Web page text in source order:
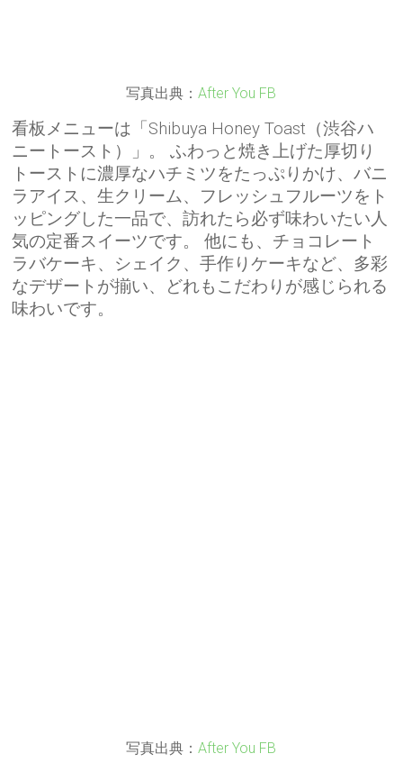
写真出典：After You FB
看板メニューは「Shibuya Honey Toast（渋谷ハ
ニートースト）」。 ふわっと焼き上げた厚切り
トーストに濃厚なハチミツをたっぷりかけ、バニ
ラアイス、生クリーム、フレッシュフルーツをト
ッピングした一品で、訪れたら必ず味わいたい人
気の定番スイーツです。 他にも、チョコレート
ラバケーキ、シェイク、手作りケーキなど、多彩
なデザートが揃い、どれもこだわりが感じられる
味わいです。
写真出典：After You FB